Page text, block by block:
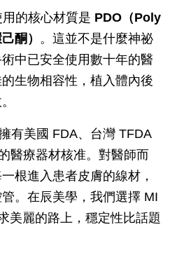
的核心材質是 PDO（Poly
酮） 。這並不是什麼神祕
中已安全使用數十年的醫
生物相容性，植入體內後
有美國 FDA、台灣 TFDA
醫療器材核准。對醫師而
根進入患者皮膚的線材，
。在辰美學，我們選擇 MI
美麗的路上，穩定性比話題